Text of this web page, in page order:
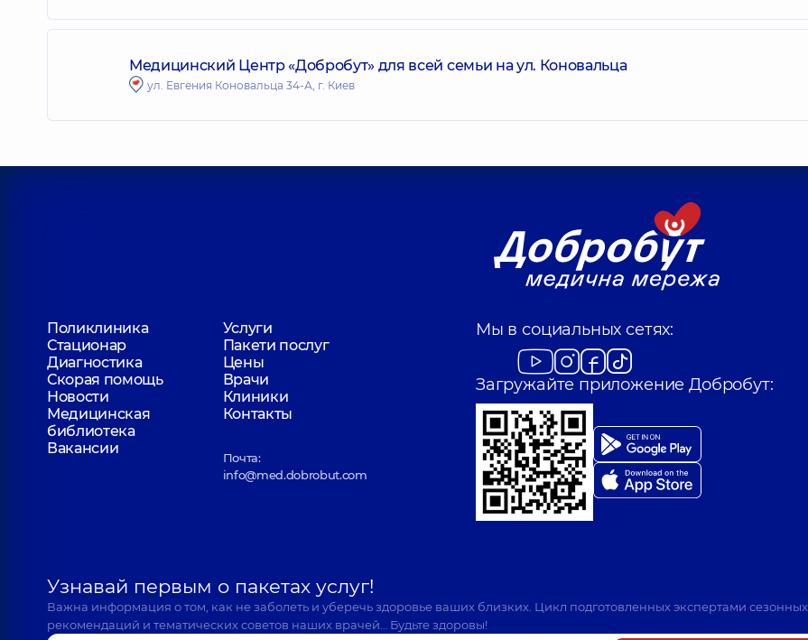
Медицинский Центр «Добробут» для всей семьи на ул. Коновальца
ул. Евгения Коновальца 34-А, г. Киев
Поликлиника
Услуги
Стационар
Пакети послуг
Диагностика
Цены
Скорая помощь
Врачи
Новости
Клиники
Медицинская
библиотека
Контакты
Вакансии
Почта:
info@med.dobrobut.com
Мы в социальных сетях:
Загружайте приложение Добробут:
Узнавай первым о пакетах услуг!
Важна информация о том, как не заболеть и уберечь здоровье ваших близких. Цикл подготовленных экспертами сезонных
рекомендаций и тематических советов наших врачей… Будьте здоровы!